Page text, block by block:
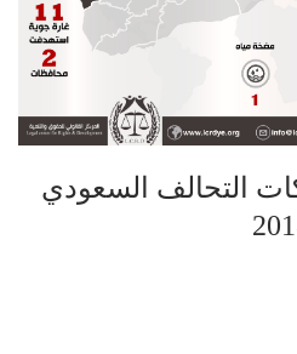
التحالف السعودي